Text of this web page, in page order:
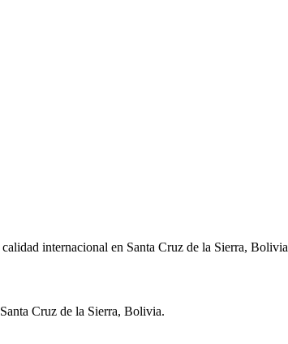
internacional en Santa Cruz de la Sierra, Bolivia
Santa Cruz de la Sierra, Bolivia.